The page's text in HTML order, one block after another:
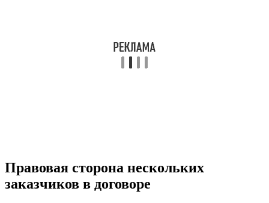
Правовая сторона нескольких
заказчиков в договоре